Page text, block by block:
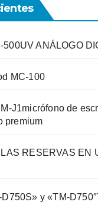
ANÁLOGO
MC-100
J1micrófono de
premium
RESERVAS EN
y «TM-